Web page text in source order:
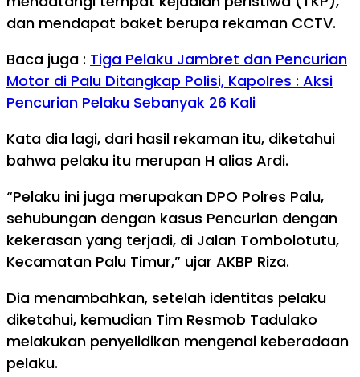
dan mendapat baket berupa rekaman CCTV.
Baca juga : Tiga Pelaku Jambret dan Pencurian
Motor di Palu Ditangkap Polisi, Kapolres : Aksi
Pencurian Pelaku Sebanyak 26 Kali
Kata dia lagi, dari hasil rekaman itu, diketahui
bahwa pelaku itu merupan H alias Ardi.
“Pelaku ini juga merupakan DPO Polres Palu,
sehubungan dengan kasus Pencurian dengan
kekerasan yang terjadi, di Jalan Tombolotutu,
Kecamatan Palu Timur,” ujar AKBP Riza.
Dia menambahkan, setelah identitas pelaku
diketahui, kemudian Tim Resmob Tadulako
melakukan penyelidikan mengenai keberadaan
pelaku.